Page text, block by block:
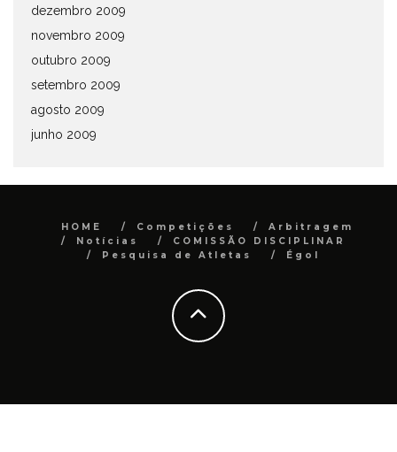
dezembro 2009
novembro 2009
outubro 2009
setembro 2009
agosto 2009
junho 2009
HOME Competições
Arbitragem
Notícias
COMISSÃO DISCIPLINAR
Pesquisa de Atletas
Égol